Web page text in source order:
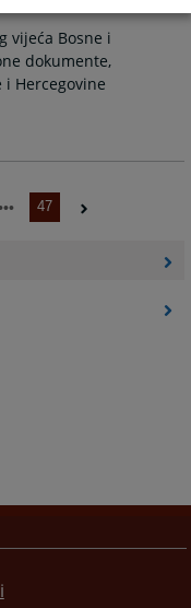
vijeća Bosne i
dokumente,
Hercegovine
47